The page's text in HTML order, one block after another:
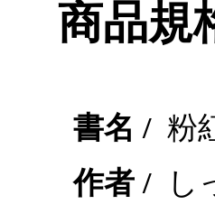
商品規
書名 / 粉
作者 /
し